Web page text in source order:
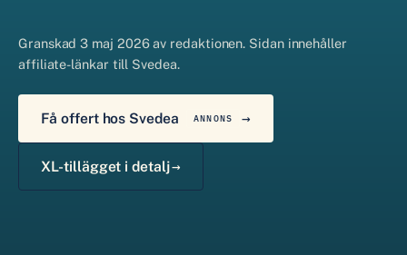
Granskad 3 maj 2026 av redaktionen. Sidan innehåller
affiliate-länkar till Svedea.
Få offert hos Svedea ANNONS
XL-tillägget i detalj